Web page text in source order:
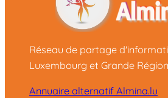
Réseau de partage
Luxembourg et Grande Région
Annuaire alternatif Almina.lu